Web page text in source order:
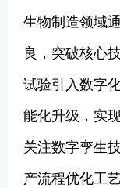
生物制造领域
良，突破核心
试验引入数字
能化升级，实
关注数字孪生
产流程优化工艺